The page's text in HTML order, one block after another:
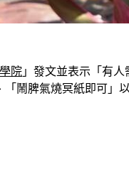
院 」發文並表示「有
鬧脾氣燒冥紙即可」